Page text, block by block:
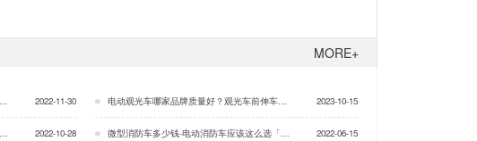
MORE+
2022-11-30 电动观光车哪家品牌质量好？观光车前伸车头设计的好处？「专菱」… 2023-10-15
2022-10-28 微型消防车多少钱-电动消防车应该这么选「专菱」… 2022-06-15